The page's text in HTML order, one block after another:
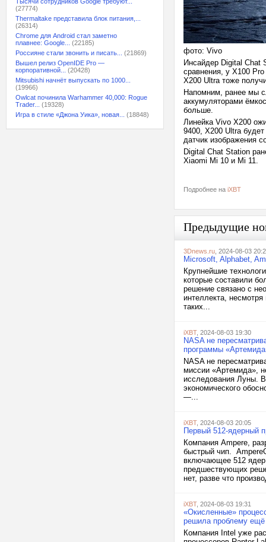
(27774)
Thermaltake представила блок питания,...
(26314)
Chrome для Android стал заметно
плавнее: Google...
(22185)
Россияне стали звонить и писать...
(21869)
Вышел релиз OpenIDE Pro —
корпоративной...
(20428)
Mitsubishi начнёт выпускать по 1000...
(19966)
Owlcat починила Warhammer 40,000: Rogue
Trader...
(19328)
Игра в стиле «Джона Уика», новая...
(18848)
фото: Vivo
Инсайдер Digital Chat
сравнения, у X100
X200 Ultra тоже
Напомним, ранее мы
аккумуляторами
больше.
Линейка Vivo X200
9400, X200 Ultra
датчик изображения
Digital Chat Station
Xiaomi Mi 10 и Mi 11.
Подробнее на iXBT
Предыдущие
3Dnews.ru , 2024-08-03
Microsoft, Alphabet,
Крупнейшие
которые составили
решение связано с
интеллекта,
таких...
iXBT, 2024-08-03 19:30
NASA не
программы
NASA не
миссии «Артемида»,
исследования Луны. В
экономического
—...
iXBT, 2024-08-03 20:05
Первый 512-ядерный
Компания Ampere,
быстрый чип.
включающее 512
предшествующих
нет, разве что
iXBT, 2024-08-03 19:31
«Окисленные»
решила проблему
Компания Intel уже